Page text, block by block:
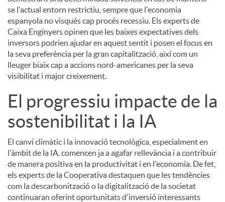
se l'actual entorn restrictiu, sempre que l'economia
espanyola no visqués cap procés recessiu. Els experts de
Caixa Enginyers opinen que les baixes expectatives dels
inversors podrien ajudar en aquest sentit i posen el focus en
la seva preferència per la gran capitalització, així com un
lleuger biaix cap a accions nord-americanes per la seva
visibilitat i major creixement.
El progressiu impacte de la
sostenibilitat i la IA
El canvi climàtic i la innovació tecnològica, especialment en
l'àmbit de la IA, comencen ja a agafar rellevància i a contribuir
de manera positiva en la productivitat i en l'economia. De fet,
els experts de la Cooperativa destaquen que les tendències
com la descarbonització o la digitalització de la societat
continuaran oferint oportunitats d'inversió interessants